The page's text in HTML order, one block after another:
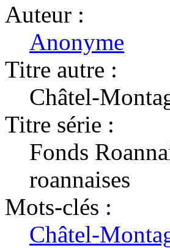
Auteur :
Anonyme
Titre autre :
Châtel-
Titre série :
Fonds
roannaises
Mots-clés :
Châtel-